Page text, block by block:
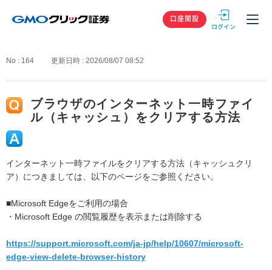
GMOクリック
口座開設
No : 164 更新日時 : 2026/08/07 08:52
ブラウザのインターネット一時ファイ
ル（キャッシュ）をクリアする方法
インターネット一時ファイルをクリアする方法（キャッシュクリ
ア）につきましては、以下のページをご参照ください。
■Microsoft Edgeをご利用の場合
・Microsoft Edge の閲覧履歴を表示または削除する
https://support.microsoft.com/ja-jp/help/10607/microsoft-
edge-view-delete-browser-history